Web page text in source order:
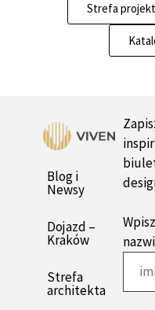
Strefa
Blog i
Newsy
Dojazd –
Kraków
Strefa
architekta